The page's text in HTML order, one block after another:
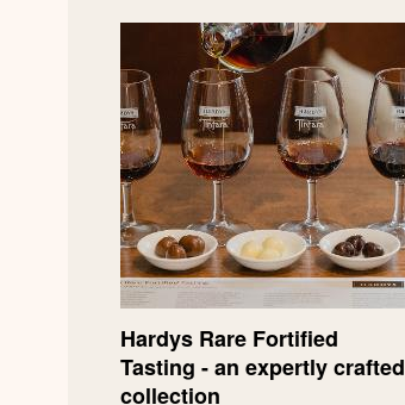
Hardys Rare Fortified
Tasting - an expertly crafted
collection